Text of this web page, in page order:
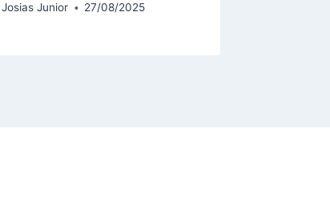
Josias Junior 27/08/2025